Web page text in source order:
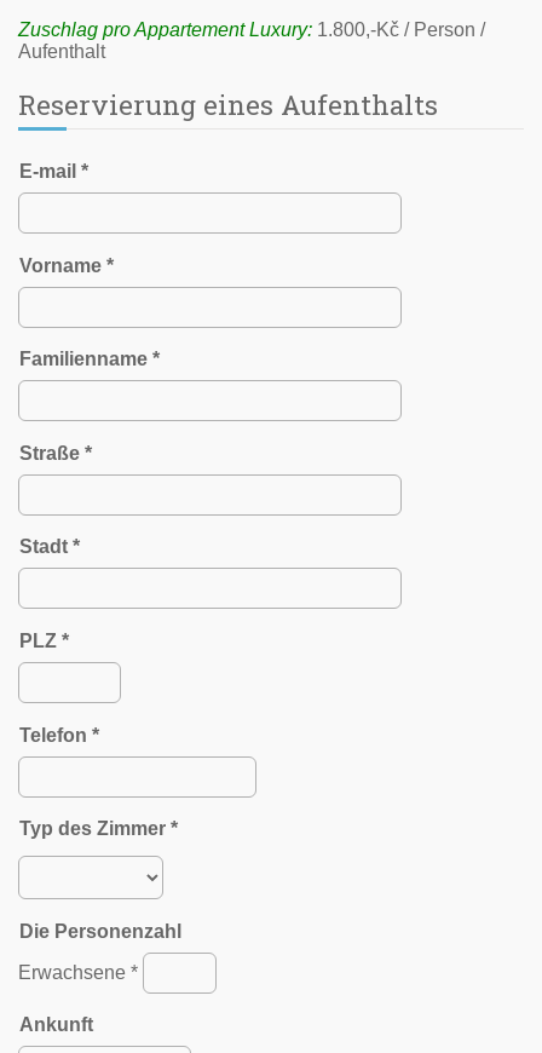
Zuschlag pro Appartement Luxury: 1.800,-Kč / Person /
Aufenthalt
Reservierung eines Aufenthalts
E-mail *
Vorname *
Familienname *
Straße *
Stadt *
PLZ *
Telefon *
Typ des Zimmer *
Die Personenzahl
Erwachsene *
Ankunft